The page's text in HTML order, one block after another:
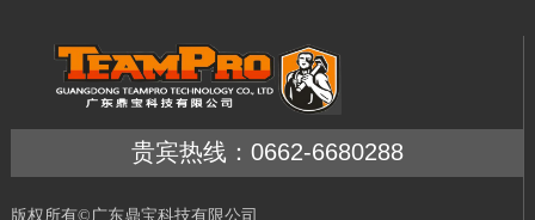
贵宾热线：0662-6680288
版权所有©广东鼎宝科技有限公司